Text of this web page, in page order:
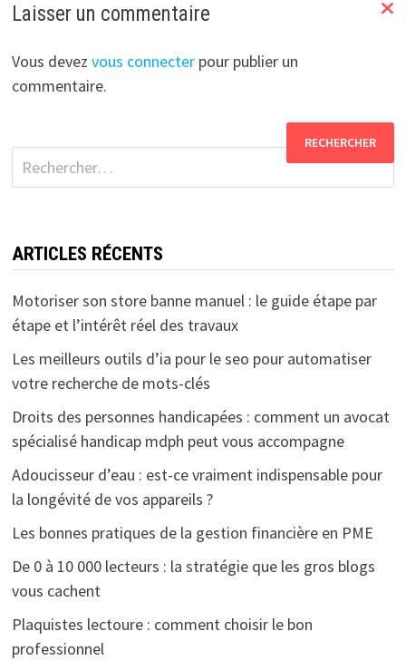
Laisser un commentaire
Vous devez vous connecterpour publier un
commentaire.
ARTICLES RÉCENTS
Motoriser son store banne manuel : le guide étape par
étape et l’intérêt réel des travaux
Les meilleurs outils d’ia pour le seo pour automatiser
votre recherche de mots-clés
Droits des personnes handicapées : comment un avocat
spécialisé handicap mdph peut vous accompagne
Adoucisseur d’eau : est-ce vraiment indispensable pour
la longévité de vos appareils ?
Les bonnes pratiques de la gestion financière en PME
De 0 à 10 000 lecteurs : la stratégie que les gros blogs
vous cachent
Plaquistes lectoure : comment choisir le bon
professionnel